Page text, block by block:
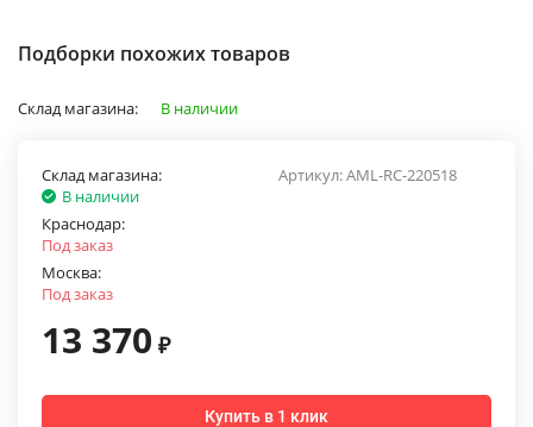
Подборки похожих товаров
Склад магазина: В наличии
Артикул:AML-RС-220518
Склад магазина:
В наличии
Краснодар:
Под заказ
Москва:
Под заказ
13 370 ₽
Купить в 1 клик